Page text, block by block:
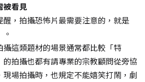
被看見
，拍攝恐怖片最需要注意的，就是
這類題材的場景通常都比較「特
拍攝也都有請專業的宗教顧問從旁協
場拍攝時，也規定不能嬉笑打鬧，劇